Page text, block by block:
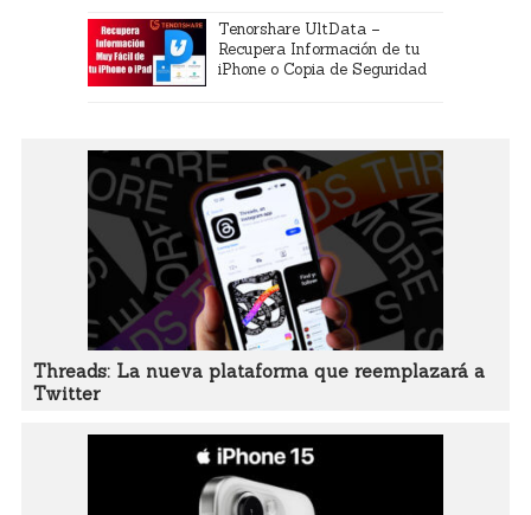
Tenorshare UltData –
Recupera Información de tu
iPhone o Copia de Seguridad
Threads: La nueva plataforma que reemplazará a
Twitter